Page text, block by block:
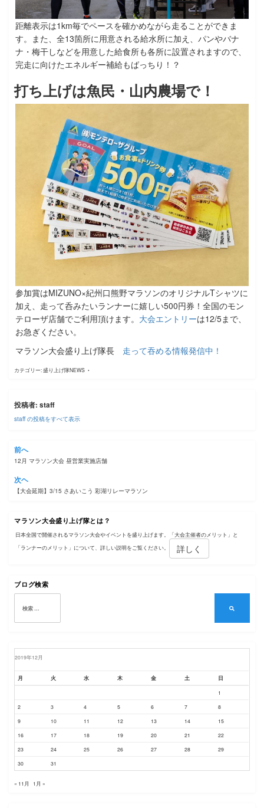
距離表示は1km毎でペースを確かめながら走ることができま
す。また、全13箇所に用意される給水所に加え、パンやバナ
ナ・梅干しなどを用意した給食所も各所に設置されますので、
完走に向けたエネルギー補給もばっちり！？
打ち上げは魚民・山内農場で！
参加賞はMIZUNO×紀州口熊野マラソンのオリジナルTシャツに
加え、走って呑みたいランナーに嬉しい500円券！全国のモン
テローザ店舗でご利用頂けます。 大会エントリーは12/5まで、
お急ぎください。
マラソン大会盛り上げ隊長 走って吞める情報発信中！
カテゴリー:盛り上げ隊NEWS
投稿者:staff
staff の投稿をすべて表示
投
稿
ナ
ビ
ゲ
ー
ョ
ン
前へ
12月 マラソン大会 昼営業実施店舗
次ヘ
【大会延期】3/15 さあいこう 彩湖リレーマラソン
マラソン大会盛り上げ隊とは？
日本全国で開催されるマラソン大会やイベントを盛り上げます。「大会主催者のメリット」と
「ランナーのメリット」について、詳しい説明をご覧ください。
詳しく
ブログ検索
検
2019年12月
月 火 水 木 金 土 日
1
2
3 4 5 6 7
8
9
10 11 12 13 14
15
16
17 18 19 20 21
22
23
24 25 26 27 28
29
30
31
« 11月 1月 »